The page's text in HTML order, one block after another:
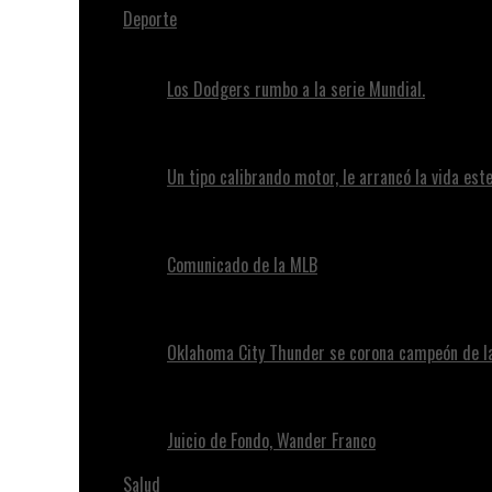
Deporte
Los Dodgers rumbo a la serie Mundial.
Un tipo calibrando motor, le arrancó la vida
Comunicado de la MLB
Oklahoma City Thunder se corona campeón de
Juicio de Fondo, Wander Franco
Salud